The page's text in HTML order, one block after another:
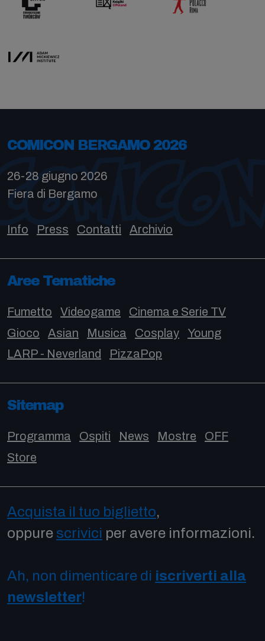
COMICON BERGAMO 2026
26-28 giugno 2026
Fiera di Bergamo
Info Press Contatti Archivio
Aree Tematiche
Fumetto Videogame
Cinema e Serie TV
Gioco
Asian Musica Cosplay
Young
LARP - Neverland
PizzaPop
Sitemap
Programma Ospiti News Mostre
OFF
Store
Acquista il tuo biglietto,
oppure scrivici per avere informazioni.
Ah, non dimenticare di iscriverti alla
newsletter!